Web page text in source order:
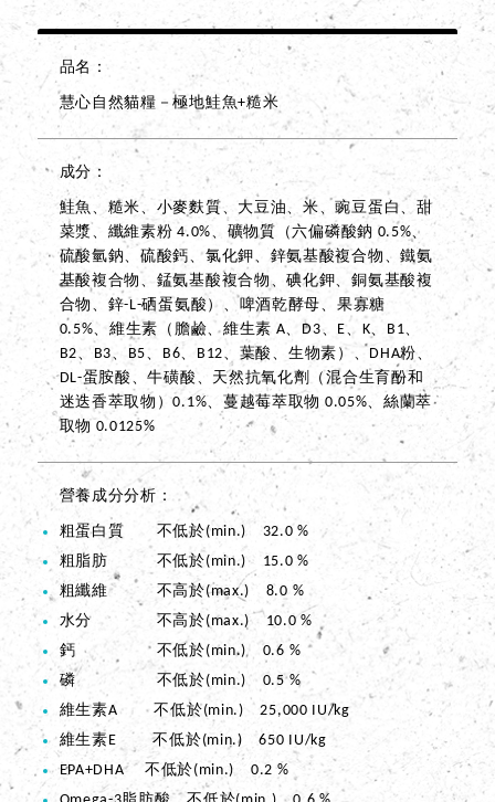
品名
慧心自然貓糧－極地鮭魚+糙米
成分
鮭魚、糙米、小麥麩質、大豆油、米、豌豆蛋白、甜
菜漿、纖維素粉 4.0%、礦物質（六偏磷酸鈉 0.5%、
硫酸氫鈉、硫酸鈣、氯化鉀、鋅氨基酸複合物、鐵氨
基酸複合物、錳氨基酸複合物、碘化鉀、銅氨基酸複
合物、鋅-L-硒蛋氨酸）、啤酒乾酵母、果寡糖
0.5%、維生素（膽鹼、維生素 A、D3、E、K、B1、
B2、B3、B5、B6、B12、葉酸、生物素）、DHA粉、
DL-蛋胺酸、牛磺酸、天然抗氧化劑（混合生育酚和
迷迭香萃取物）0.1%、蔓越莓萃取物 0.05%、絲蘭萃
取物 0.0125%
營養成分分析
粗蛋白質 不低於(min.) 32.0 %
粗脂肪 不低於(min.) 15.0 %
粗纖維 不高於(max.) 8.0 %
水分 不高於(max.) 10.0 %
鈣 不低於(min.) 0.6 %
磷 不低於(min.) 0.5 %
維生素A 不低於(min.) 25,000 IU/kg
維生素E 不低於(min.) 650 IU/kg
EPA+DHA 不低於(min.) 0.2 %